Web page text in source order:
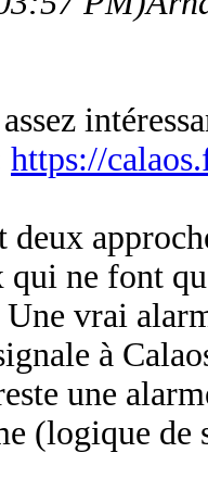
https://
qui ne font
Une vrai
à
une
(logique de